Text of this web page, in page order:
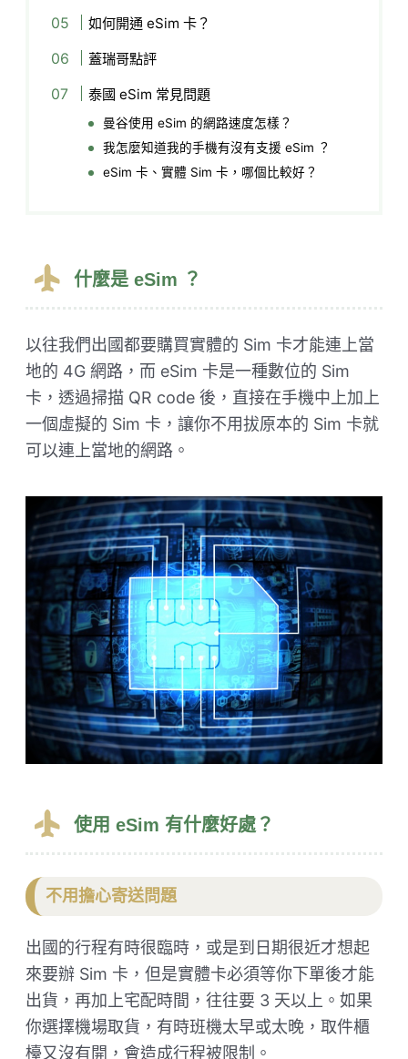
如何開通 eSim 卡？
蓋瑞哥點評
泰國 eSim 常見問題
曼谷使用 eSim 的網路速度怎樣？
我怎麼知道我的手機有沒有支援 eSim ？
eSim 卡、實體 Sim 卡，哪個比較好？
什麼是 eSim ？
以往我們出國都要購買實體的 Sim 卡才能連上當
地的 4G 網路，而 eSim 卡是一種數位的 Sim
卡，透過掃描 QR code 後，直接在手機中上加上
一個虛擬的 Sim 卡，讓你不用拔原本的 Sim 卡就
可以連上當地的網路。
使用 eSim 有什麼好處？
不用擔心寄送問題
出國的行程有時很臨時，或是到日期很近才想起
來要辦 Sim 卡，但是實體卡必須等你下單後才能
出貨，再加上宅配時間，往往要 3 天以上。如果
你選擇機場取貨，有時班機太早或太晚，取件櫃
檯又沒有開，會造成行程被限制。